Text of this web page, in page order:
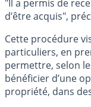
"Il a permis de
d’être acquis",
Cette procédure
particuliers, en
permettre, selon
bénéficier d’une
propriété, dans